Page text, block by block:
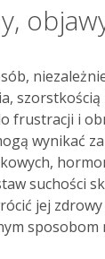
szorstkością
frustracji i
wynikać
suchości
jej zdrowy
sposobom